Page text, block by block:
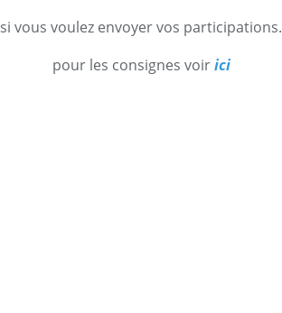
si vous voulez envoyer vos participations.
pour les consignes voir ici